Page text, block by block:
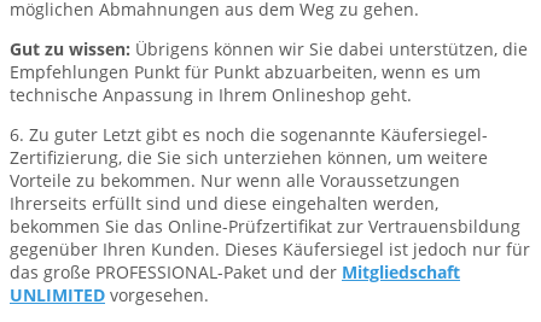
möglichen Abmahnungen aus dem Weg zu gehen.
Gut zu wissen: Übrigens können wir Sie dabei unterstützen, die
Empfehlungen Punkt für Punkt abzuarbeiten, wenn es um
technische Anpassung in Ihrem Onlineshop geht.
6. Zu guter Letzt gibt es noch die sogenannte Käufersiegel-
Zertifizierung, die Sie sich unterziehen können, um weitere
Vorteile zu bekommen. Nur wenn alle Voraussetzungen
Ihrerseits erfüllt sind und diese eingehalten werden,
bekommen Sie das Online-Prüfzertifikat zur Vertrauensbildung
gegenüber Ihren Kunden. Dieses Käufersiegel ist jedoch nur für
das große PROFESSIONAL-Paket und der Mitgliedschaft
UNLIMITED vorgesehen.